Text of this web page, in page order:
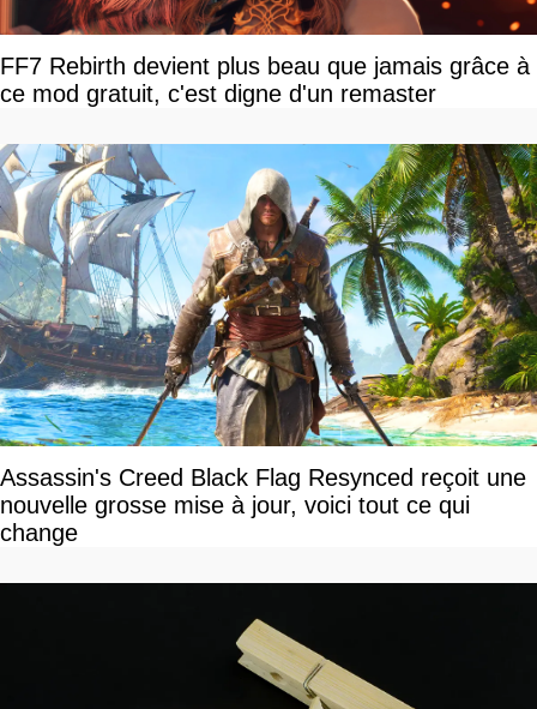
FF7 Rebirth devient plus beau que jamais grâce à
ce mod gratuit, c'est digne d'un remaster
Assassin's Creed Black Flag Resynced reçoit une
nouvelle grosse mise à jour, voici tout ce qui
change